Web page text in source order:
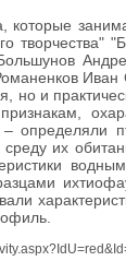
которые
творчества"
но и
определяли
их